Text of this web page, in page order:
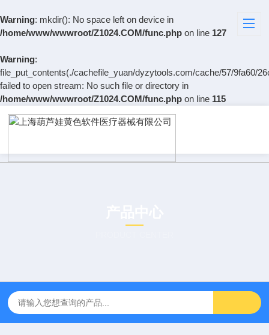
Warning: mkdir(): No space left on device in
/home/www/wwwroot/Z1024.COM/func.php on line 127
Warning:
file_put_contents(./cachefile_yuan/dyzytools.com/cache/57/9fa60/
failed to open stream: No such file or directory in
/home/www/wwwroot/Z1024.COM/func.php on line 115